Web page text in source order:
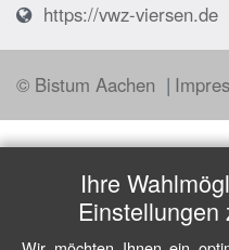
https://vwz-viersen.de
© Bistum Aachen
Ihre